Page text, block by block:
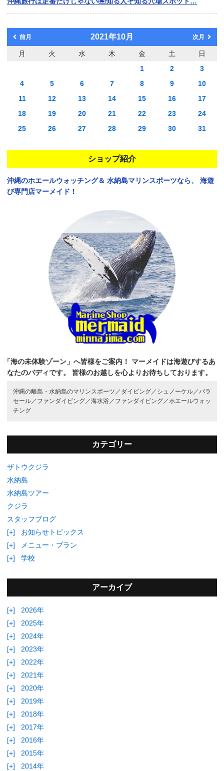
前月 2021年10月 次月
月 火 水 木 金 土
日
1
2
3
4
5 6 7 8 9
10
11
12 13 14 15 16
17
18
19 20 21 22 23
24
25
26 27 28 29 30 31
ショップ紹介
沖縄のホエールウォッチング＆ 水納島マリンスポーツなら、
海遊
び専門店マーメイド！
「海の未体験ゾーン」へ皆様をご案内！
マーメイドは海遊びするあ
なたのバディです。
皆様のお越しを心よりお待ちしております。
沖縄の離島・水納島のマリンスポーツ／ ダイビング／ シュノーケル／パラ
セール／ ファンダイビング／海水浴／ ファンダイビング／ホエールウォッ
チング
カテゴリー
ザトウクジラ
水納島
水納島ツアー
クジラ
スタッフブログ
[+]
お知らせトピックス
[+]
メニュー・プラン
[+]
学校
アーカイブ
[+]
2026年
[+]
2025年
[+]
2024年
[+]
2023年
[+]
2022年
[+]
2021年
[+]
2020年
[+]
2019年
[+]
2018年
[+]
2017年
[+]
2016年
[+]
2015年
[+]
2014年